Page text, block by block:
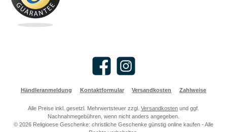
Facebook Instagram
Händleranmeldung Kontaktformular Versandkosten Zahlweise
Alle Preise inkl. gesetzl. Mehrwertsteuer zzgl. Versandkosten und ggf.
Nachnahmegebühren, wenn nicht anders angegeben.
© 2026 Religioese Geschenke: christliche Geschenke günstig online kaufen - Alle